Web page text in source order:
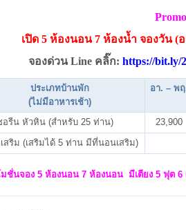
เปิด 5 ห้องนอน 7 ห้องน้ำ จองวัน (
จองด่วน Line คลิ๊ก: https://bit.ly/
ประเภทบ้านพัก
(ไม่มีอาหารเช้า)
อา. – พ
อรีน หัวหิน (สำหรับ 25 ท่าน)
23,900
สริม (เสริมได้ 5 ท่าน มีที่นอนเสริม)
ชั่นจอง 5 ห้องนอน 7 ห้องนอน มีเตียง 5 ฟุต 6